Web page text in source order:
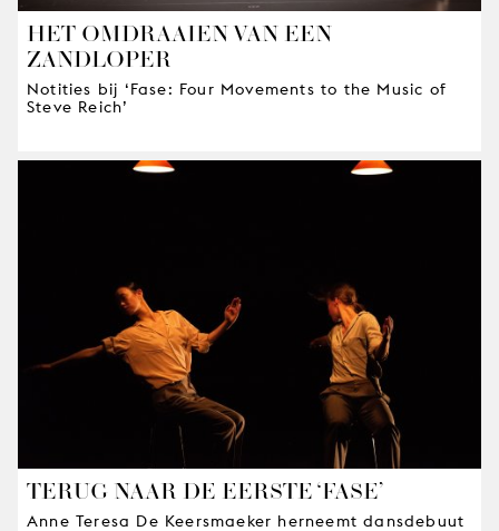
HET OMDRAAIEN VAN EEN
ZANDLOPER
Notities bij ‘Fase: Four Movements to the Music of
Steve Reich’
TERUG NAAR DE EERSTE ‘FASE’
Anne Teresa De Keersmaeker herneemt dansdebuut